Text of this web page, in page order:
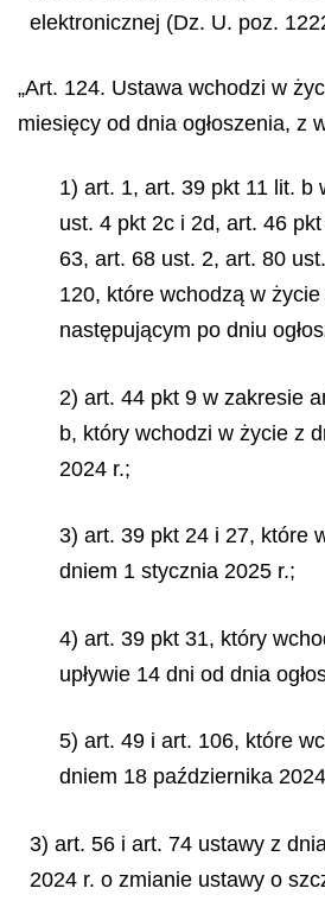
elektronicznej (Dz. U. poz.
„Art. 124. Ustawa wchodzi w
miesięcy od dnia ogłoszenia, z
1) art. 1, art. 39 pkt 11 lit. b
ust. 4 pkt 2c i 2d, art. 46
63, art. 68 ust. 2, art. 80
120, które wchodzą w
następującym po dniu
2) art. 44 pkt 9 w zakresie
b, który wchodzi w życie z
2024 r.;
3) art. 39 pkt 24 i 27, które
dniem 1 stycznia 2025 r.;
4) art. 39 pkt 31, który
upływie 14 dni od dnia
5) art. 49 i art. 106, które
dniem 18 października 2024
3) art. 56 i art. 74 ustawy z
2024 r. o zmianie ustawy o